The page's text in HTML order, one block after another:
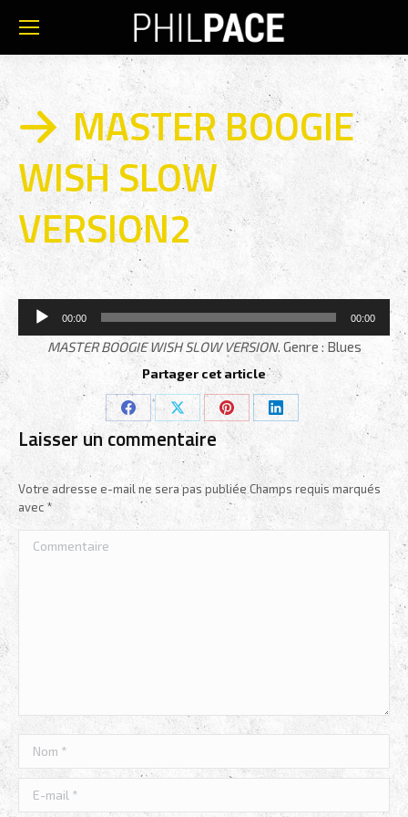
MASTER BOOGIE
WISH SLOW
VERSION2
Lecteur
audio
00:00 00:00
MASTER BOOGIE WISH SLOW VERSION. Genre : Blues
Partager cet article
Partager
sur
Facebook
Partager
sur
X
Partager
sur
Pinterest
Partager
sur
LinkedIn
Laisser un commentaire
Votre adresse e-mail ne sera pas publiée Champs requis marqués
avec *
Commentaire
Nom *
E-mail *